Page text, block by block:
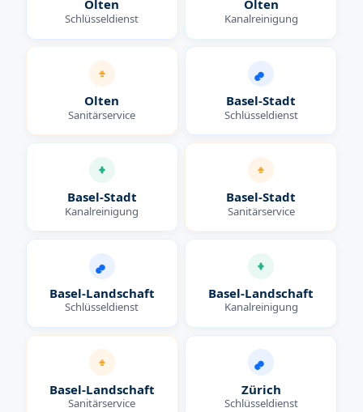
Olten
Schlüsseldienst
Olten
Kanalreinigung
Olten
Sanitärservice
Basel-Stadt
Schlüsseldienst
Basel-Stadt
Kanalreinigung
Basel-Stadt
Sanitärservice
Basel-Landschaft
Schlüsseldienst
Basel-Landschaft
Kanalreinigung
Basel-Landschaft
Sanitärservice
Zürich
Schlüsseldienst